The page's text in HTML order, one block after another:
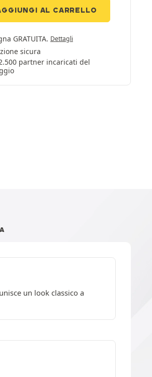
AGGIUNGI AL CARRELLO
GRATUITA. Dettagli
sicura
partner incaricati del
un look classico a